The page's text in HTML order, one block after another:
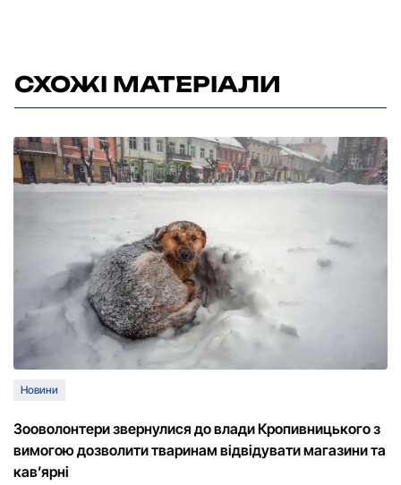
СХОЖІ МАТЕРІАЛИ
Новини
Зооволонтери звернулися до влади Кропивницького з
вимогою дозволити тваринам відвідувати магазини та
кав’ярні